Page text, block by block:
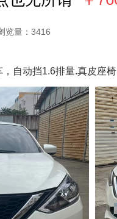
量：3416
自动挡1.6排量.真皮座